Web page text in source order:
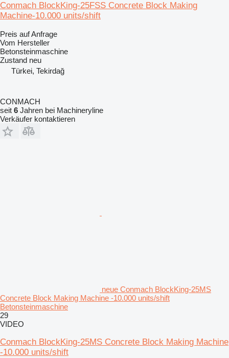
Conmach BlockKing-25FSS Concrete Block Making
Machine-10.000 units/shift
Preis auf Anfrage
Vom Hersteller
Betonsteinmaschine
Zustand neu
Türkei, Tekirdağ
CONMACH
seit 6 Jahren bei Machineryline
Verkäufer kontaktieren
neue Conmach BlockKing-25MS
Concrete Block Making Machine -10.000 units/shift
Betonsteinmaschine
29
VIDEO
Conmach BlockKing-25MS Concrete Block Making Machine
-10.000 units/shift